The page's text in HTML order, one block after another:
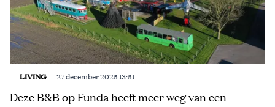
LIVING 27 december 2025 13:51
Deze B&B op Funda heeft meer weg van een